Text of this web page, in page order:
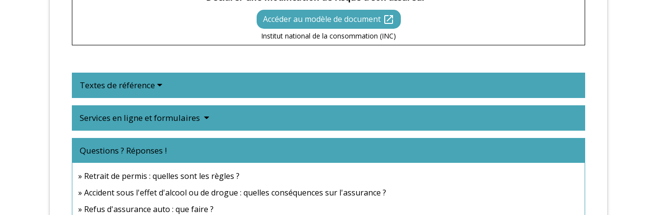
Accéder au modèle de document open_in_new
Institut national de la consommation (INC)
Textes de référence
Services en ligne et formulaires
Questions ? Réponses !
Retrait de permis : quelles sont les règles ?
Accident sous l'effet d'alcool ou de drogue : quelles conséquences sur l'assurance ?
Refus d'assurance auto : que faire ?